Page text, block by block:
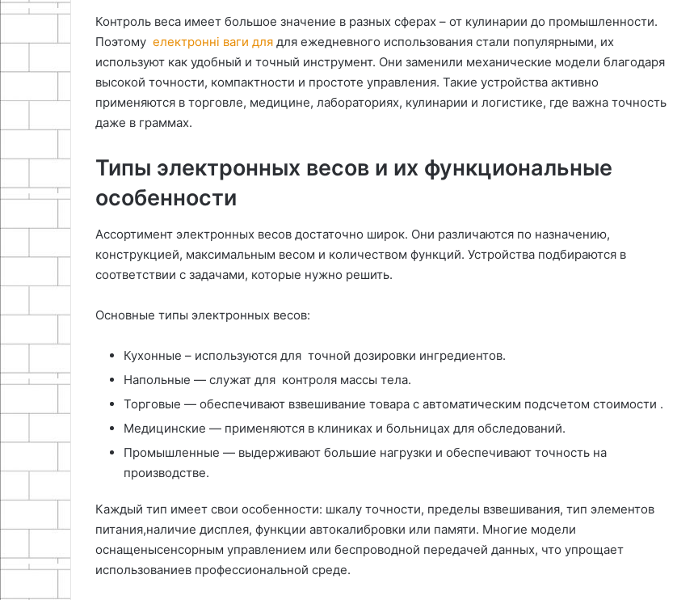
Контроль веса имеет большое значение в разных сферах – от кулинарии до промышленности.
Поэтому електронні ваги для для ежедневного использования стали популярными, их
используют как удобный и точный инструмент. Они заменили механические модели благодаря
высокой точности, компактности и простоте управления. Такие устройства активно
применяются в торговле, медицине, лабораториях, кулинарии и логистике, где важна точность
даже в граммах.
Типы электронных весов и их функциональные
особенности
Ассортимент электронных весов достаточно широк. Они различаются по назначению,
конструкцией, максимальным весом и количеством функций. Устройства подбираются в
соответствии с задачами, которые нужно решить.
Основные типы электронных весов:
Кухонные – используются для точной дозировки ингредиентов.
Напольные — служат для контроля массы тела.
Торговые — обеспечивают взвешивание товара с автоматическим подсчетом стоимости .
Медицинские — применяются в клиниках и больницах для обследований.
Промышленные — выдерживают большие нагрузки и обеспечивают точность на
производстве.
Каждый тип имеет свои особенности: шкалу точности, пределы взвешивания, тип элементов
питания,наличие дисплея, функции автокалибровки или памяти. Многие модели
оснащенысенсорным управлением или беспроводной передачей данных, что упрощает
использованиев профессиональной среде.
колеса
Выбор материала и
проведение замеров рулевого
колеса
логистики
Logisticheskayacompaniya.kz:
надежный партнер в мире
транспортной логистики
для
мастерской